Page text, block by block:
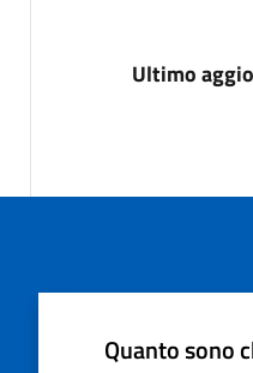
Ultimo
Quanto sono